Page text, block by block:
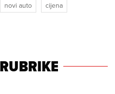
novi auto cijena